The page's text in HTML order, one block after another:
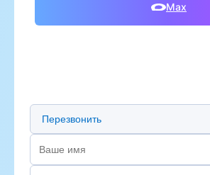
Max
Предпочтительный способ связи